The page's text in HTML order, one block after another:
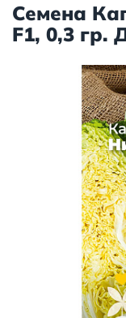
Семена
F1, 0,3 гр.